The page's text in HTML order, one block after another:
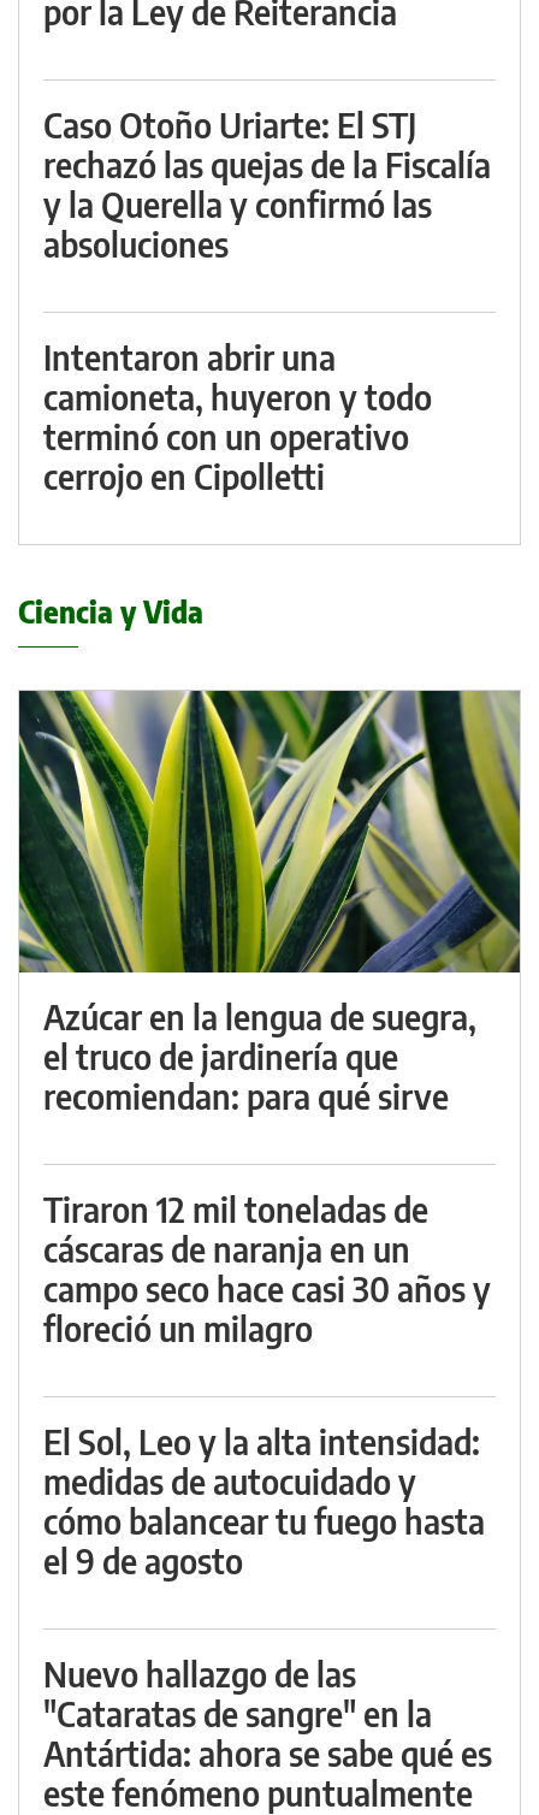
por la Ley de Reiterancia
Caso Otoño Uriarte: El STJ
rechazó las quejas de la Fiscalía
y la Querella y confirmó las
absoluciones
Intentaron abrir una
camioneta, huyeron y todo
terminó con un operativo
cerrojo en Cipolletti
Ciencia y Vida
Azúcar en la lengua de suegra,
el truco de jardinería que
recomiendan: para qué sirve
Tiraron 12 mil toneladas de
cáscaras de naranja en un
campo seco hace casi 30 años y
floreció un milagro
El Sol, Leo y la alta intensidad:
medidas de autocuidado y
cómo balancear tu fuego hasta
el 9 de agosto
Nuevo hallazgo de las
"Cataratas de sangre" en la
Antártida: ahora se sabe qué es
este fenómeno puntualmente